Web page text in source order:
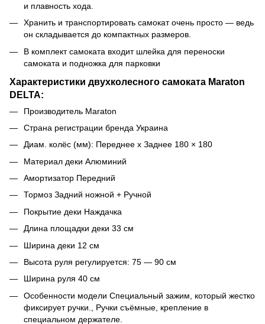
и плавность хода.
Хранить и транспортировать самокат очень просто — ведь
он складывается до компактных размеров.
В комплект самоката входит шлейка для переноски
самоката и подножка для парковки
Характеристики двухколесного самоката Maraton
DELTA:
Производитель Maraton
Страна регистрации бренда Украина
Диам. колёс (мм): Переднее х Заднее 180 × 180
Материал деки Алюминий
Амортизатор Передний
Тормоз Задний ножной + Ручной
Покрытие деки Наждачка
Длина площадки деки 33 см
Ширина деки 12 см
Высота руля регулируется: 75 — 90 см
Ширина руля 40 см
Особенности модели Специальный зажим, который жестко
фиксирует ручки., Ручки съёмные, крепление в
специальном держателе.